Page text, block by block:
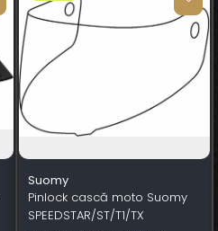
Suomy
Pinlock cască moto Suomy
SPEEDSTAR/ST/T1/TX